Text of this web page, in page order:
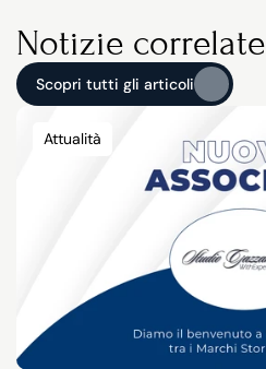
Notizie correlate
Scopri tutti gli articoli
Scopri tutti gli articoli
Attualità